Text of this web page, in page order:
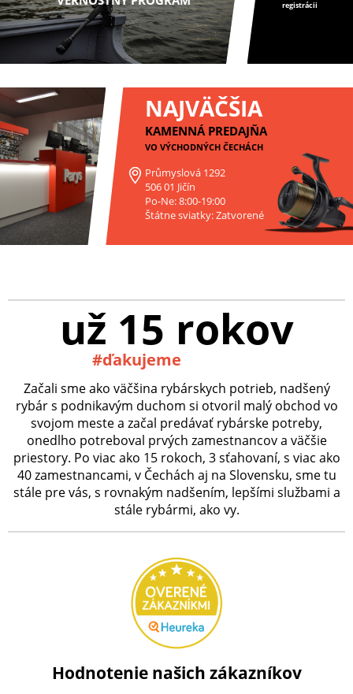
registrácii
NAJVÄČŠIA
KAMENNÁ PREDAJŇA
VO VÝCHODNÝCH ČECHÁCH
Průmyslová 1292
506 01 Jičín
Po-Ne: 8:00-19:00
Štátne sviatky: Zatvorené
už 15 rokov
#ďakujeme
Začali sme ako väčšina rybárskych potrieb, nadšený
rybár s podnikavým duchom si otvoril malý obchod vo
svojom meste a začal predávať rybárske potreby,
onedlho potreboval prvých zamestnancov a väčšie
priestory. Po viac ako 15 rokoch, 3 sťahovaní, s viac ako
40 zamestnancami, v Čechách aj na Slovensku, sme tu
stále pre vás, s rovnakým nadšením, lepšími službami a
stále rybármi, ako vy.
Hodnotenie našich zákazníkov